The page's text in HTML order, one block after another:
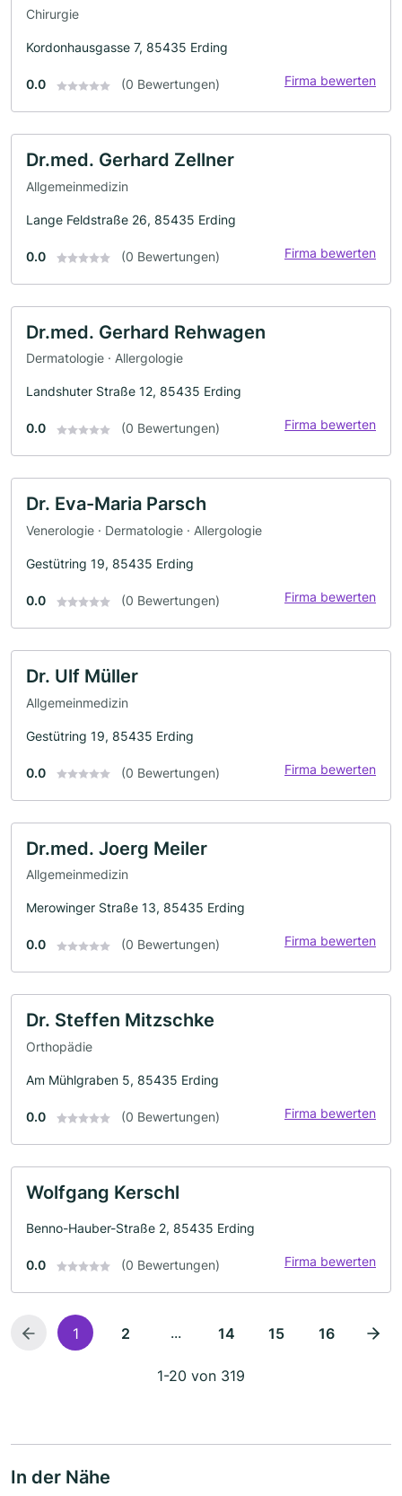
Chirurgie
Kordonhausgasse 7, 85435 Erding
0.0 (0 Bewertungen) Firma bewerten
Dr.med. Gerhard Zellner
Allgemeinmedizin
Lange Feldstraße 26, 85435 Erding
0.0 (0 Bewertungen) Firma bewerten
Dr.med. Gerhard Rehwagen
Dermatologie · Allergologie
Landshuter Straße 12, 85435 Erding
0.0 (0 Bewertungen) Firma bewerten
Dr. Eva-Maria Parsch
Venerologie · Dermatologie · Allergologie
Gestütring 19, 85435 Erding
0.0 (0 Bewertungen) Firma bewerten
Dr. Ulf Müller
Allgemeinmedizin
Gestütring 19, 85435 Erding
0.0 (0 Bewertungen) Firma bewerten
Dr.med. Joerg Meiler
Allgemeinmedizin
Merowinger Straße 13, 85435 Erding
0.0 (0 Bewertungen) Firma bewerten
Dr. Steffen Mitzschke
Orthopädie
Am Mühlgraben 5, 85435 Erding
0.0 (0 Bewertungen) Firma bewerten
Wolfgang Kerschl
Benno-Hauber-Straße 2, 85435 Erding
0.0 (0 Bewertungen) Firma bewerten
1 2 ... 14 15 16
1-20 von 319
In der Nähe